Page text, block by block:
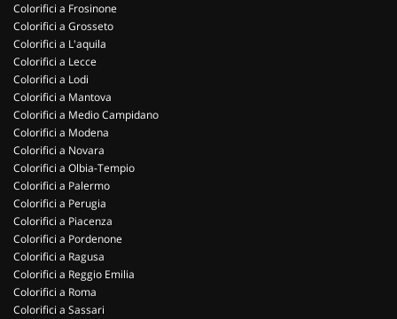
Colorifici a Frosinone
Colorifici a Grosseto
Colorifici a L'aquila
Colorifici a Lecce
Colorifici a Lodi
Colorifici a Mantova
Colorifici a Medio Campidano
Colorifici a Modena
Colorifici a Novara
Colorifici a Olbia-Tempio
Colorifici a Palermo
Colorifici a Perugia
Colorifici a Piacenza
Colorifici a Pordenone
Colorifici a Ragusa
Colorifici a Reggio Emilia
Colorifici a Roma
Colorifici a Sassari